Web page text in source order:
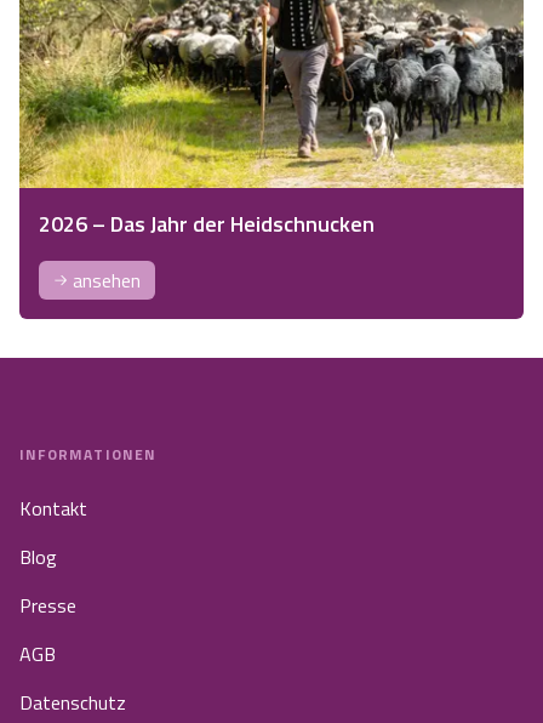
2026 – Das Jahr der Heidschnucken
ansehen
INFORMATIONEN
Kontakt
Blog
Presse
AGB
Datenschutz